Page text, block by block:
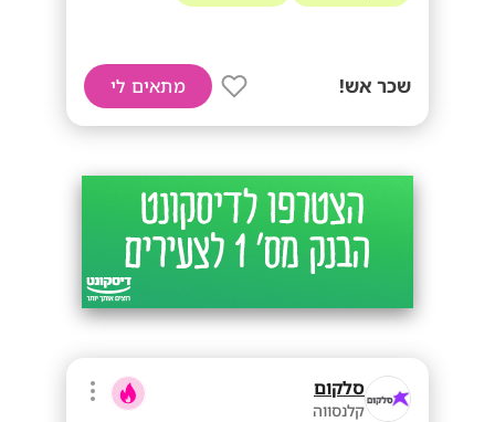
שכר אש! מתאים לי
סלקום
קלנסווה